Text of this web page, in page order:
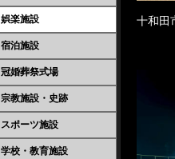
娯楽施設
宿泊施設
冠婚葬祭式場
宗教施設・史跡
スポーツ施設
学校・教育施設
十和田